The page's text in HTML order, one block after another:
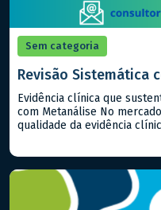
Sem categoria
Revisão Sistemática
Evidência clínica que
com Metanálise No
qualidade da evidência
Metanálise é a […]